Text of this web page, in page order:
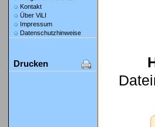
Kontakt
Über ViLI
Impressum
Datenschutzhinweise
Drucken